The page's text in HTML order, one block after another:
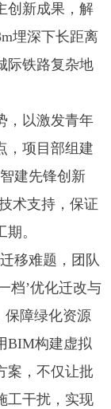
创新成果，解
埋深下长距离
际铁路复杂地
，以激发青年
，项目部组建
建先锋创新
术支持，保证
。
移难题，团队
档’优化迁改与
保障绿化资源
BIM构建虚拟
案，不仅让批
工干扰，实现